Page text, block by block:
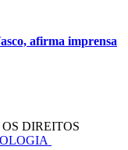
afirma imprensa
DIREITOS